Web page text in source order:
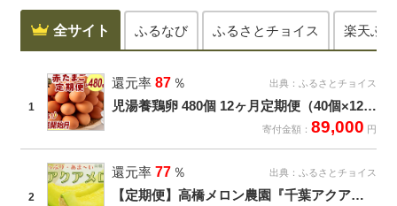
全サイト ふるなび ふるさとチョイス 楽天ふ
1
還元率 87 ％ 出典： ふるさとチョイス
児湯養鶏卵 480個 12ヶ月定期便（40個×12回）
寄付金額：89,000 円
2
還元率 77 ％ 出典： ふるさとチョイス
【定期便】高橋メロン農園『千葉アクアメロン』Ｌ玉以上 １個 × ５回発送 [0050-0053]